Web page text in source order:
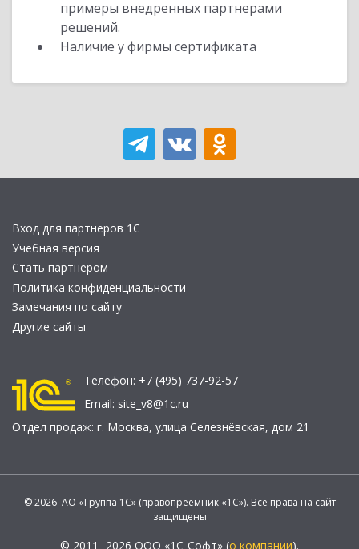
примеры внедренных партнерами
решений.
Наличие у фирмы сертификата
Вход для партнеров 1С
Учебная версия
Стать партнером
Политика конфиденциальности
Замечания по сайту
Другие сайты
Телефон: +7 (495) 737-92-57
Email: site_v8@1c.ru
Отдел продаж: г. Москва, улица Селезнёвская, дом 21
© 2026 АО «Группа 1С» (правопреемник «1С»). Все права на сайт
защищены
© 2011- 2026 ООО «1С-Софт» (о компании).